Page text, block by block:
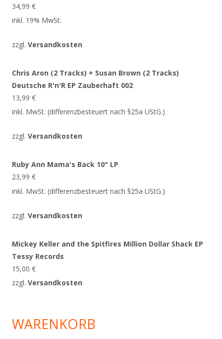
34,99 €
inkl. 19% MwSt.
zzgl. Versandkosten
Chris Aron (2 Tracks) + Susan Brown (2 Tracks)
Deutsche R'n'R EP Zauberhaft 002
13,99 €
inkl. MwSt. (differenzbesteuert nach §25a UStG.)
zzgl. Versandkosten
Ruby Ann Mama's Back 10" LP
23,99 €
inkl. MwSt. (differenzbesteuert nach §25a UStG.)
zzgl. Versandkosten
Mickey Keller and the Spitfires Million Dollar Shack EP
Tessy Records
15,00 €
zzgl. Versandkosten
WARENKORB